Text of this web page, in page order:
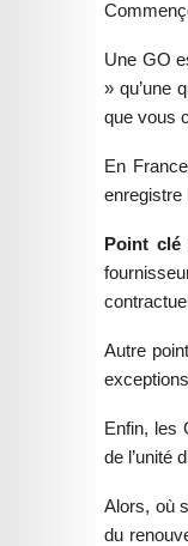
Une GO
» qu’une
que vous
En
enregistre
Point clé
Autre
Enfin, les
de l’unité
Alors, où
du